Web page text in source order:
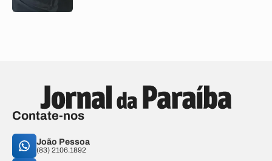
Contate-nos
João Pessoa
(83) 2106.1892